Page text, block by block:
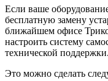
Если ваше
бесплатную замену
ближайшем офисе
настроить систему
технической поддержки.
Это можно сделать